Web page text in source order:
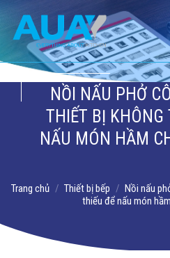
dung
NỒI NẤU PHỞ
THIẾT BỊ KHÔNG
NẤU MÓN HẦM
Trang chủ / Thiết bị bếp / Nồi nấu
thiếu để nấu món